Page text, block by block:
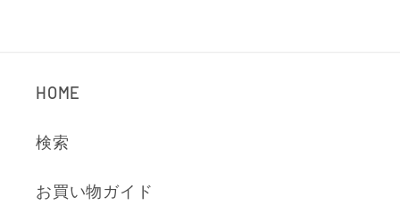
HOME
検索
お買い物ガイド